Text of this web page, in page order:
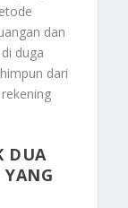
dan
duga
dari
DUA